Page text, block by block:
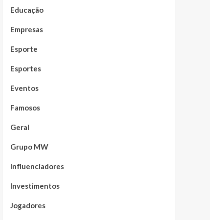
Educação
Empresas
Esporte
Esportes
Eventos
Famosos
Geral
Grupo MW
Influenciadores
Investimentos
Jogadores